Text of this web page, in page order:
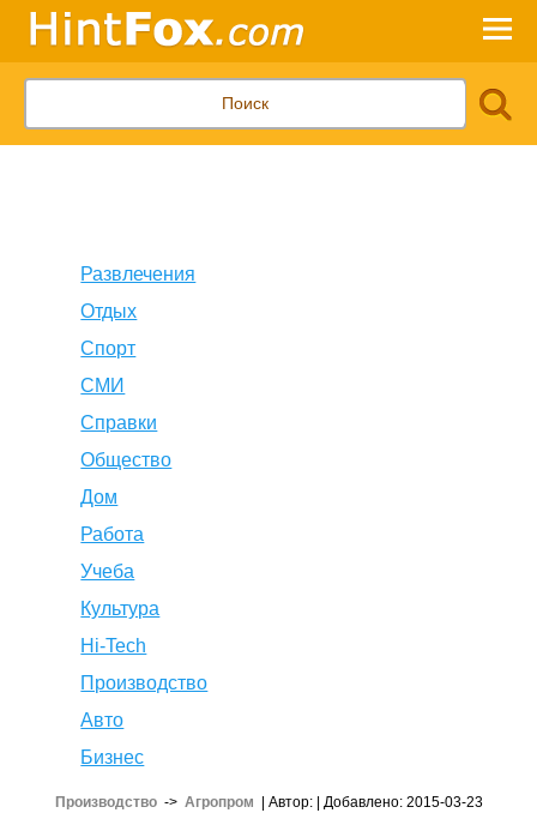
Развлечения
Отдых
Спорт
СМИ
Справки
Общество
Дом
Работа
Учеба
Культура
Hi-Tech
Производство
Авто
Бизнес
Производство-> Агропром | Автор: | Добавлено: 2015-03-23